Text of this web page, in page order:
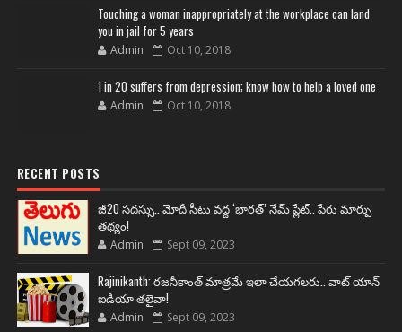
Touching a woman inappropriately at the workplace can land
you in jail for 5 years
Admin Oct 10, 2018
1 in 20 suffers from depression; know how to help a loved one
Admin Oct 10, 2018
RECENT POSTS
జీ20 సదస్సు.. మోదీ సీటు వద్ద ‘భారత్’ నేమ్ ప్లేట్‌.. పేరు మార్పు
తథ్యం!
Admin Sept 09, 2023
Rajinikanth: రజనీకాంత్ మాత్రమే ఇలా చేయగలరు.. వాట్ యాన్
ఐడియా తలైవా!
Admin Sept 09, 2023